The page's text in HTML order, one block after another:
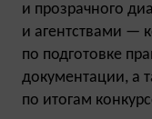
и прозрачного
и агентствами —
по подготовке
документации, а
по итогам